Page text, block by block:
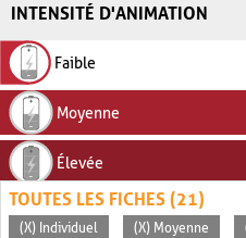
INTENSITÉ D'ANIMATION
Faible
Moyenne
Élevée
TOUTES LES FICHES (21)
(X) Individuel (X) Moyenne